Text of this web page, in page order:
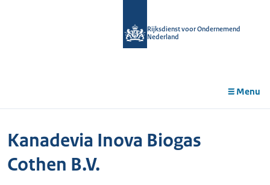
Rijksdienst voor Ondernemend
Nederland
Menu
Kanadevia Inova Biogas
Cothen B.V.